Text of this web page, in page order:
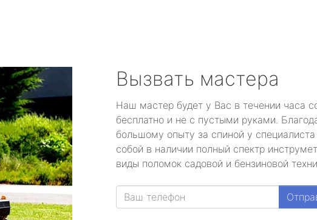
Вызвать мастера
Наш мастер будет у Вас в течении часа
бесплатно и не с пустыми руками.
большому опыту за спиной у специалиста
собой в наличии полный спектр
виды поломок садовой и бензиновой